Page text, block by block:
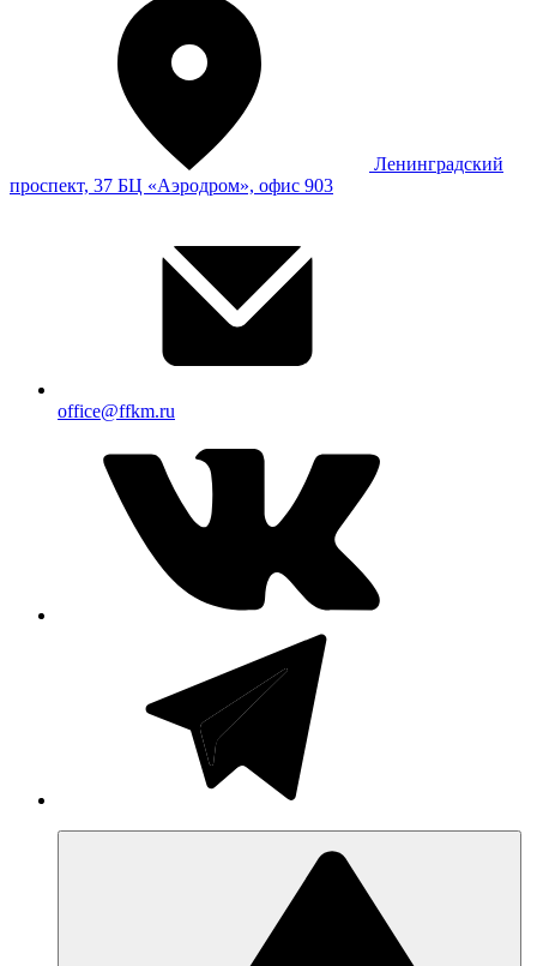
Ленинградский
проспект, 37 БЦ «Аэродром», офис 903
office@ffkm.ru